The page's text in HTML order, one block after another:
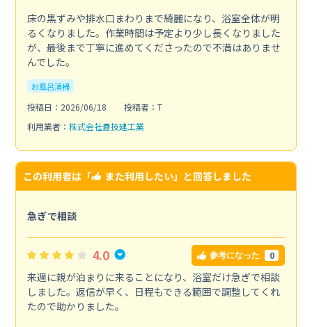
床の黒ずみや排水口まわりまで綺麗になり、浴室全体が明
るくなりました。作業時間は予定より少し長くなりました
が、最後まで丁寧に進めてくださったので不満はありませ
んでした。
お風呂清掃
投稿日：2026/06/18
投稿者：T
利用業者： 株式会社蒼技建工業
この利用者は「 また利用したい」と回答しました
急ぎで相談
4.0 参考になった 0
来週に親が泊まりに来ることになり、浴室だけ急ぎで相談
しました。返信が早く、日程もできる範囲で調整してくれ
たので助かりました。